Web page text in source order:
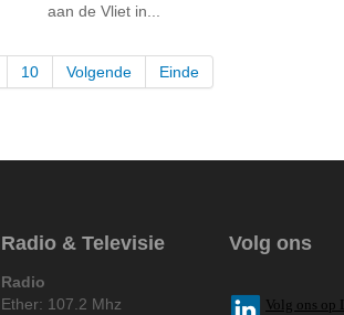
aan de Vliet in...
10 Volgende Einde
Radio & Televisie
Radio
Ether: 107.2 Mhz
Volg ons
Volg ons op L